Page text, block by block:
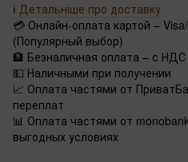
ℹ️ Детальніше про доставку
💳 Онлайн-оплата картой –
(Популярный выбор)
🏦 Безналичная оплата – с
💵 Наличными при получении
📈 Оплата частями от
переплат
📊 Оплата частями от
выгодных условиях